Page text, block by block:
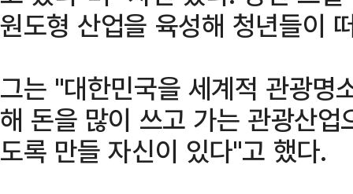
원도형 산업을 육성해 청년들이
그는 "대한민국을 세계적 관광명
해 돈을 많이 쓰고 가는 관광산
도록 만들 자신이 있다"고 했다.